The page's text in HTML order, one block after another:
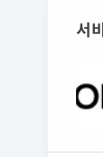
서